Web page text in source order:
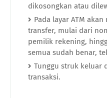
dikosongkan atau
Pada layar ATM
transfer, mulai dari
pemilik rekening,
semua sudah benar,
Tunggu struk keluar
transaksi.